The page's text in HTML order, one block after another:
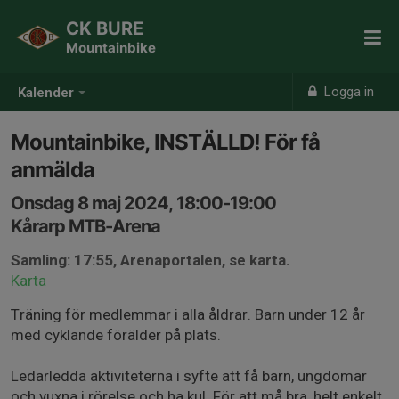
Kalender Logga in
CK BURE
Mountainbike
Mountainbike, INSTÄLLD! För få
anmälda
Onsdag 8 maj 2024, 18:00-19:00
Kårarp MTB-Arena
Samling: 17:55, Arenaportalen, se karta.
Karta
Träning för medlemmar i alla åldrar. Barn under 12 år
med cyklande förälder på plats.
Ledarledda aktiviteterna i syfte att få barn, ungdomar